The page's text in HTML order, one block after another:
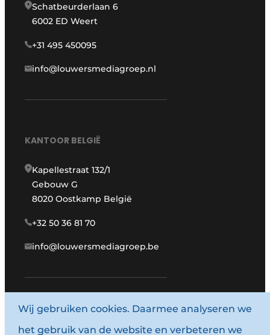
Schatbeurderlaan 6
6002 ED Weert
+31 495 450095
info@louwersmediagroep.nl
KANTOOR BELGIË
Kapellestraat 132/1
Gebouw G
8020 Oostkamp België
+32 50 36 81 70
info@louwersmediagroep.be
www.louwersmediagroep.com
© 1987 - 2026 Louwersmediagroep.
Wij gebruiken cookies. Daarmee analyseren we
het gebruik van de website en verbeteren we